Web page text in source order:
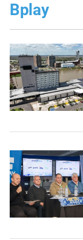
Bplay